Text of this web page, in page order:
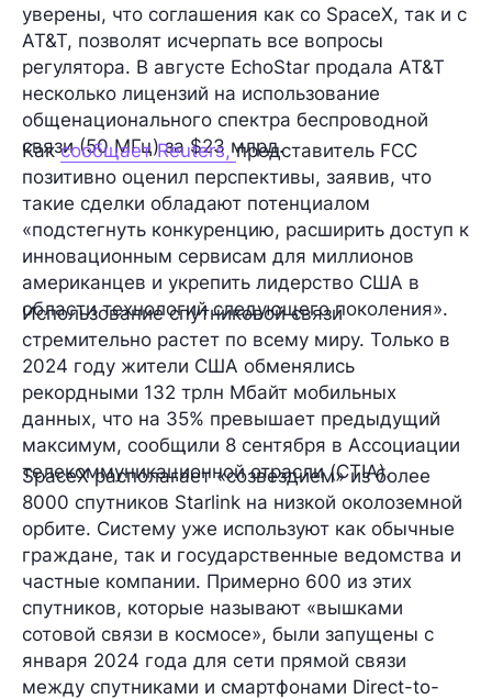
уверены, что соглашения как со SpaceX, так и с
AT&T, позволят исчерпать все вопросы
регулятора. В августе EchoStar продала AT&T
несколько лицензий на использование
общенационального спектра беспроводной
связи (50 МГц) за $23 млрд.
Каксообщает Reuters,представитель FCC
позитивно оценил перспективы, заявив, что
такие сделки обладают потенциалом
«подстегнуть конкуренцию, расширить доступ к
инновационным сервисам для миллионов
американцев и укрепить лидерство США в
области технологий следующего поколения».
Использование спутниковой связи
стремительно растет по всему миру. Только в
2024 году жители США обменялись
рекордными 132 трлн Мбайт мобильных
данных, что на 35% превышает предыдущий
максимум, сообщили 8 сентября в Ассоциации
телекоммуникационной отрасли (CTIA).
SpaceX располагает «созвездием» из более
8000 спутников Starlink на низкой околоземной
орбите. Систему уже используют как обычные
граждане, так и государственные ведомства и
частные компании. Примерно 600 из этих
спутников, которые называют «вышками
сотовой связи в космосе», были запущены с
января 2024 года для сети прямой связи
между спутниками и смартфонами Direct-to-